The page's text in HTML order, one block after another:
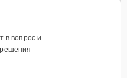
в вопрос и